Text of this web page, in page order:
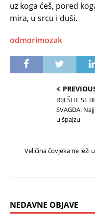
uz koga ćeš, pored
mira, u srcu i duši.
odmorimozak
RIJEŠITE SE
SVAGDA:
u špajzu
Veličina čovjeka ne leži
NEDAVNE OBJAVE